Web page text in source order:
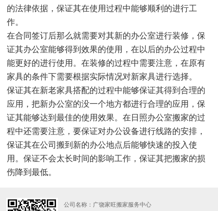
的法律依据，保证其在使用过程中能够顺利的进行工
作。
在合同签订后那么就需要对其新的办公室进行装修，保
证其办公室能够得到效果的使用，在以后的办公过程中
能更好的进行使用。在装修的过程中需要注意，在原有
家具的条件下需要根据实际情况对新家具进行选择。
保证其在新老家具搭配的过程中能够保证其得到合理的
应用，把新办公室的没一个地方都进行合理的应用，保
证其能够达到最佳的使用效果。在日照办公室搬家的过
程中还需要注意，要保证对办公设备进行线路的安排，
保证其在公司搬到新的办公地点后能够快速的投入使
用。保证不会太长时间的影响工作，保证其把搬家的损
伤降到最低。
公司名称：广饶家旺搬家服务中心